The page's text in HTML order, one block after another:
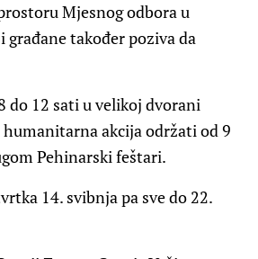
Mjesnog odbora u
također poziva da
do 12 sati u velikoj dvorani
akcija održati od 9
Pehinarski feštari.
14. svibnja pa sve do 22.